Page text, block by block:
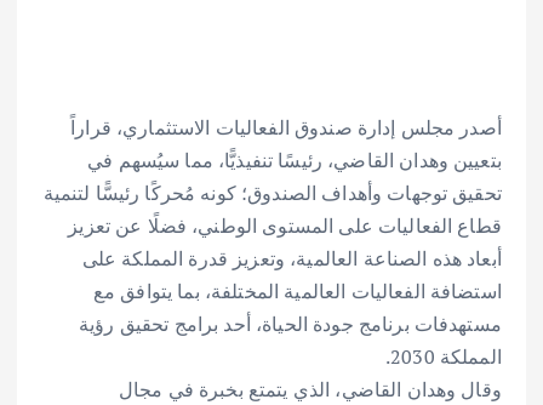
أصدر مجلس إدارة صندوق الفعاليات الاستثماري، قراراً
بتعيين وهدان القاضي، رئيسًا تنفيذيًّا، مما سيُسهم في
تحقيق توجهات وأهداف الصندوق؛ كونه مُحركًا رئيسًّا لتنمية
قطاع الفعاليات على المستوى الوطني، فضلًا عن تعزيز
أبعاد هذه الصناعة العالمية، وتعزيز قدرة المملكة على
استضافة الفعاليات العالمية المختلفة، بما يتوافق مع
مستهدفات برنامج جودة الحياة، أحد برامج تحقيق رؤية
المملكة 2030.
وقال وهدان القاضي، الذي يتمتع بخبرة في مجال